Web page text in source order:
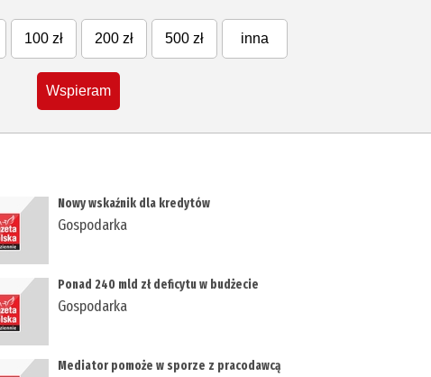
100 zł 200 zł 500 zł inna
Wspieram
Nowy wskaźnik dla kredytów
Gospodarka
Ponad 240 mld zł deficytu w budżecie
Gospodarka
Mediator pomoże w sporze z pracodawcą